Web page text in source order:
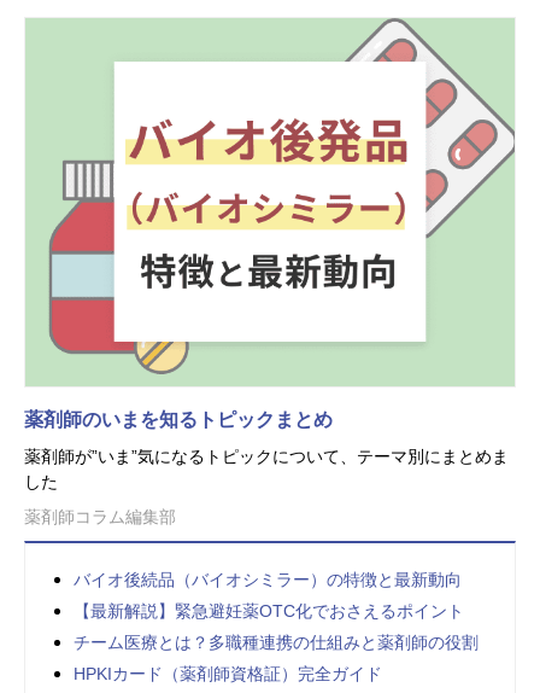
薬剤師のいまを知るトピックまとめ
薬剤師が”いま”気になるトピックについて、テーマ別にまとめま
した
薬剤師コラム編集部
バイオ後続品（バイオシミラー）の特徴と最新動向
【最新解説】緊急避妊薬OTC化でおさえるポイント
チーム医療とは？多職種連携の仕組みと薬剤師の役割
HPKIカード（薬剤師資格証）完全ガイド